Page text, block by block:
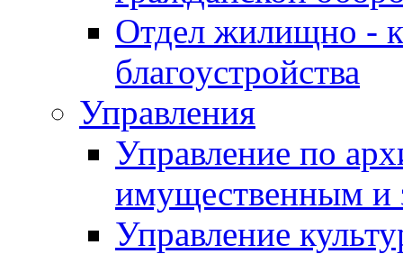
Отдел жилищно -
благоустройства
Управления
Управление по
имущественным и
Управление